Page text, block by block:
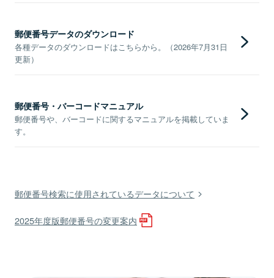
郵便番号データのダウンロード
各種データのダウンロードはこちらから。（2026年7月31日
更新）
郵便番号・バーコードマニュアル
郵便番号や、バーコードに関するマニュアルを掲載していま
す。
郵便番号検索に使用されているデータについて
2025年度版郵便番号の変更案内